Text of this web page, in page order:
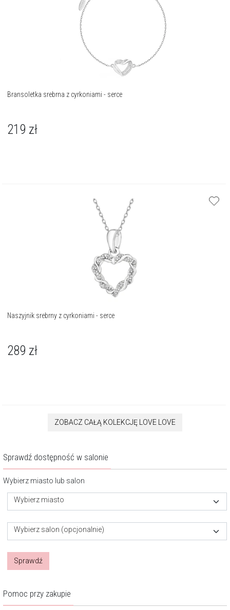
Bransoletka srebrna z cyrkoniami - serce
219 zł
Naszyjnik srebrny z cyrkoniami - serce
289 zł
ZOBACZ CAŁĄ KOLEKCJĘ LOVE LOVE
Sprawdź dostępność w salonie
Wybierz miasto lub salon
Wybierz miasto
Wybierz salon (opcjonalnie)
Sprawdź
Pomoc przy zakupie